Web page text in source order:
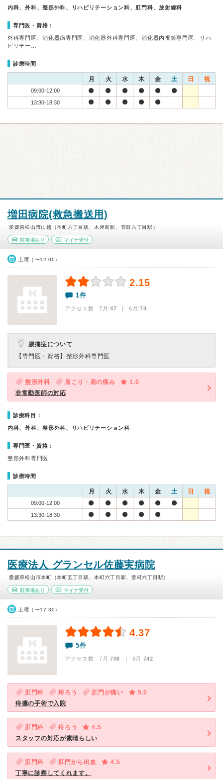
内科、外科、整形外科、リハビリテーション科、肛門科、放射線科
専門医・資格：
外科専門医、消化器病専門医、消化器外科専門医、消化器内視鏡専門医、リハ
ビリテー…
診療時間
月 火 水 木 金 土 日 祝
09:00-12:00
13:30-18:30
増田病院(救急搬送用)
愛媛県松山市山越（本町六丁目駅、木屋町駅、萱町六丁目駅）
駐車場あり マイナ受付
土曜（〜12:00）
2.15
1件
アクセス数 7月:47 | 6月:74
腰痛症について
【専門医・資格】 整形外科専門医
整形外科 肩こり・肩の痛み
1.0
非常勤医師の対応
診療科目：
内科、外科、整形外科、リハビリテーション科
専門医・資格：
整形外科専門医
診療時間
月 火 水 木 金 土 日 祝
09:00-12:00
13:30-18:30
医療法人 グランセル佐藤実病院
愛媛県松山市本町（本町五丁目駅、本町六丁目駅、萱町六丁目駅）
駐車場あり マイナ受付
土曜（〜17:30）
4.37
5件
アクセス数 7月:706 | 6月:742
肛門科 痔ろう 肛門が痛い
5.0
痔瘻の手術で入院
肛門科 痔ろう
4.5
スタッフの対応が素晴らしい
肛門科 肛門から出血
4.5
丁寧に診察してくれます。